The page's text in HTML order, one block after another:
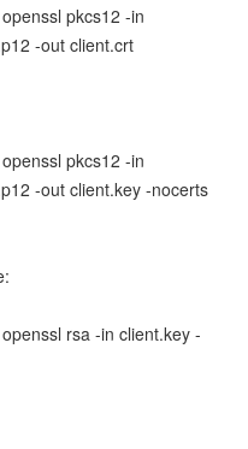
pkcs12 -in
-out client.crt
pkcs12 -in
-out client.key -nocerts
rsa -in client.key -